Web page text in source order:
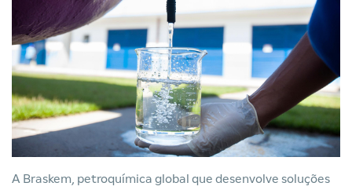
A Braskem, petroquímica global que desenvolve soluções